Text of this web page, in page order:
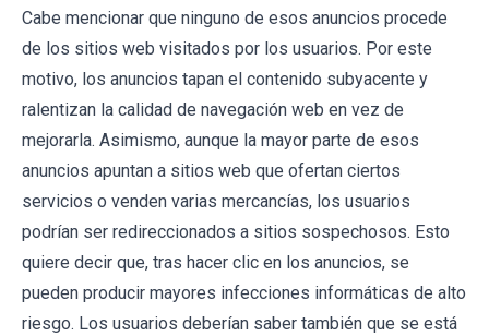
Cabe mencionar que ninguno de esos anuncios procede
de los sitios web visitados por los usuarios. Por este
motivo, los anuncios tapan el contenido subyacente y
ralentizan la calidad de navegación web en vez de
mejorarla. Asimismo, aunque la mayor parte de esos
anuncios apuntan a sitios web que ofertan ciertos
servicios o venden varias mercancías, los usuarios
podrían ser redireccionados a sitios sospechosos. Esto
quiere decir que, tras hacer clic en los anuncios, se
pueden producir mayores infecciones informáticas de alto
riesgo. Los usuarios deberían saber también que se está